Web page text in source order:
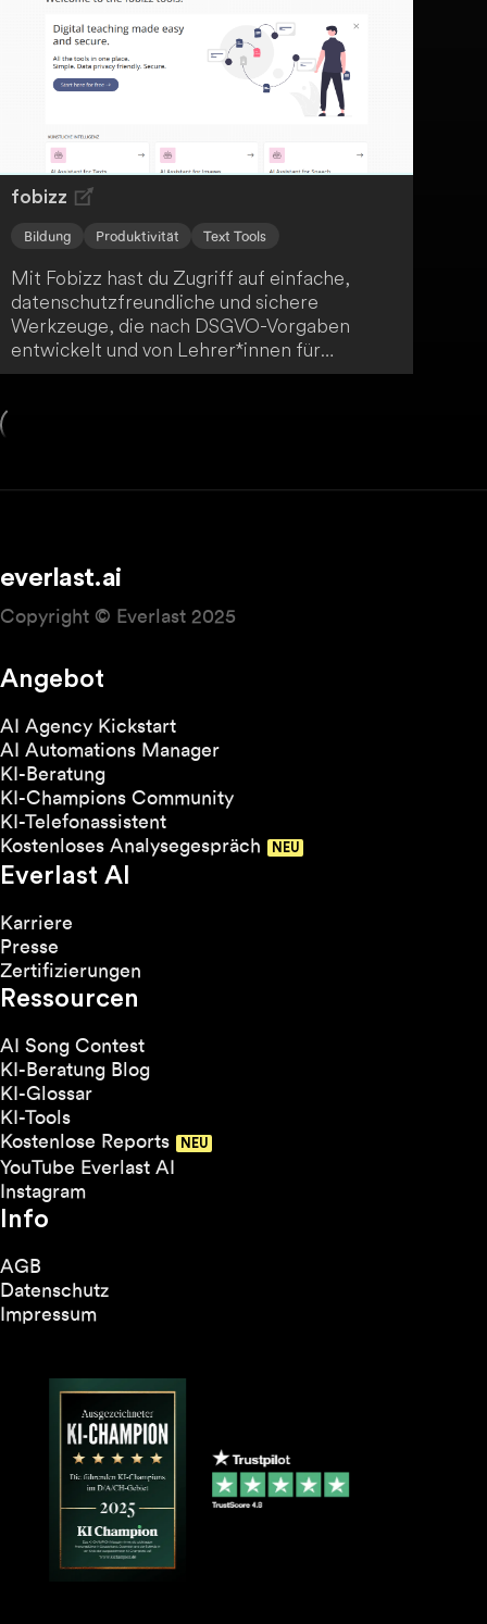
fobizz
Bildung Produktivität Text Tools
Mit Fobizz hast du Zugriff auf einfache,
datenschutzfreundliche und sichere
Werkzeuge, die nach DSGVO-Vorgaben
entwickelt und von Lehrer*innen für
Lehrer*innen erstellt wurden - ein
everlast.ai
Copyright © Everlast 2025
Angebot
AI Agency Kickstart
AI Automations Manager
KI-Beratung
KI-Champions Community
KI-Telefonassistent
Kostenloses Analysegespräch
Everlast AI
Karriere
Presse
Zertifizierungen
Ressourcen
AI Song Contest
KI-Beratung Blog
KI-Glossar
KI-Tools
Kostenlose Reports
YouTube Everlast AI
Instagram
Info
AGB
Datenschutz
Impressum